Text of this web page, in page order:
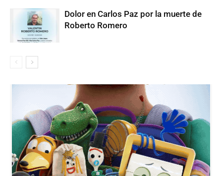
Dolor en Carlos Paz por la muerte de
Roberto Romero